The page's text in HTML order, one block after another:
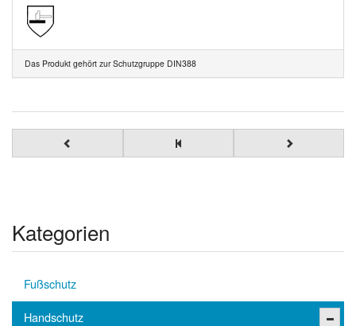
Das Produkt gehört zur Schutzgruppe DIN388
Kategorien
Fußschutz
Handschutz